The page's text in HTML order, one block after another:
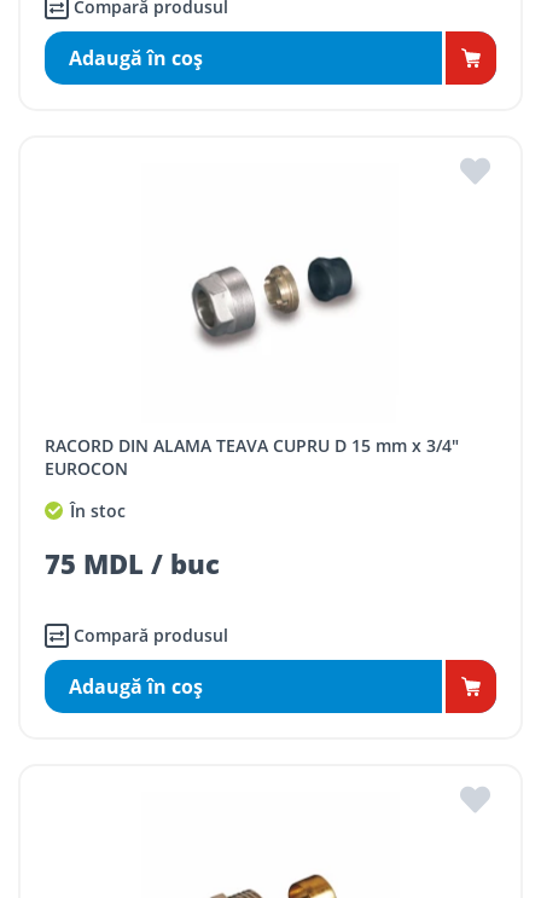
Compară produsul
Adaugă în coş
RACORD DIN ALAMA TEAVA CUPRU D 15 mm x 3/4"
EUROCON
În stoc
75 MDL / buc
Compară produsul
Adaugă în coş